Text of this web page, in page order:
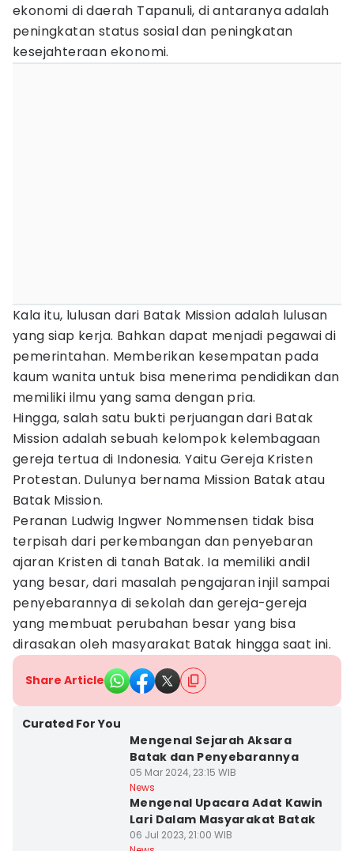
ekonomi di daerah Tapanuli, di antaranya adalah
peningkatan status sosial dan peningkatan
kesejahteraan ekonomi.
Kala itu, lulusan dari Batak Mission adalah lulusan
yang siap kerja. Bahkan dapat menjadi pegawai di
pemerintahan. Memberikan kesempatan pada
kaum wanita untuk bisa menerima pendidikan dan
memiliki ilmu yang sama dengan pria.
Hingga, salah satu bukti perjuangan dari Batak
Mission adalah sebuah kelompok kelembagaan
gereja tertua di Indonesia. Yaitu Gereja Kristen
Protestan. Dulunya bernama Mission Batak atau
Batak Mission.
Peranan Ludwig Ingwer Nommensen tidak bisa
terpisah dari perkembangan dan penyebaran
ajaran Kristen di tanah Batak. Ia memiliki andil
yang besar, dari masalah pengajaran injil sampai
penyebarannya di sekolah dan gereja-gereja
yang membuat perubahan besar yang bisa
dirasakan oleh masyarakat Batak hingga saat ini.
Share Article
Curated For You
Mengenal Sejarah Aksara
Batak dan Penyebarannya
05 Mar 2024, 23:15 WIB
News
Mengenal Upacara Adat Kawin
Lari Dalam Masyarakat Batak
06 Jul 2023, 21:00 WIB